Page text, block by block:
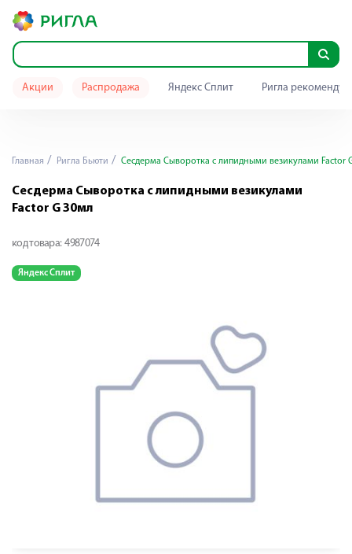
Акции Распродажа Яндекс Сплит Ригла
Главная Ригла Бьюти Сесдерма Сыворотка с липидными везикулами Factor
Сесдерма Сыворотка с липидными везикулами
Factor G 30мл
код товара: 4987074
Яндекс Сплит